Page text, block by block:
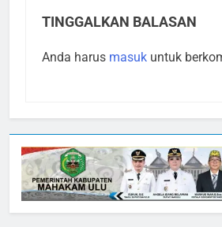
TINGGALKAN BALASAN
Anda harus masuk untuk